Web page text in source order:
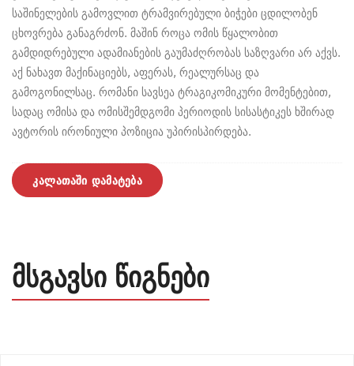
საშინელების გამოვლით ტრამვირებული ბიჭები ცდილობენ
ცხოვრება განაგრძონ. მაშინ როცა ომის წყალობით
გამდიდრებული ადამიანების გაუმაძღრობას საზღვარი არ აქვს.
აქ ნახავთ მაქინაციებს, აფერას, რეალურსაც და
გამოგონილსაც. რომანი სავსეა ტრაგიკომიკური მომენტებით,
სადაც ომისა და ომისშემდგომი პერიოდის სისასტიკეს ხშირად
ავტორის ირონიული პოზიცია უპირისპირდება.
კალათაში დამატება
მსგავსი წიგნები